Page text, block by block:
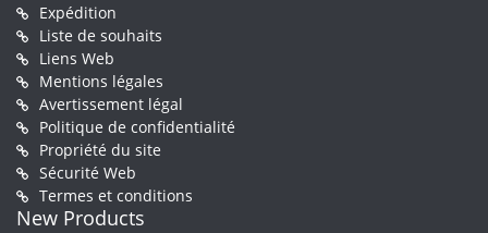
Expédition
Liste de souhaits
Liens Web
Mentions légales
Avertissement légal
Politique de confidentialité
Propriété du site
Sécurité Web
Termes et conditions
New Products